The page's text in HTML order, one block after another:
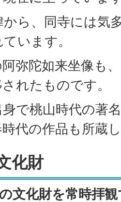
から、同寺には気
います。
弥陀如来坐像も
れたものです。
で桃山時代の著
時代の作品も所蔵
化財
文化財を常時拝